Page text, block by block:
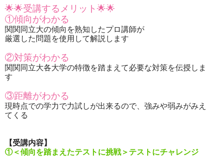
🌟🌟受講するメリット🌟🌟
①傾向がわかる
関関同立大の傾向を熟知したプロ講師が
厳選した問題を使用して解説します
②対策がわかる
関関同立大各大学の特徴を踏まえて必要な対策を伝授しま
す
③距離がわかる
現時点での学力で力試しが出来るので、強みや弱みがみえ
てくる
【受講内容】
①＜傾向を踏まえたテストに挑戦＞テストにチャレンジ